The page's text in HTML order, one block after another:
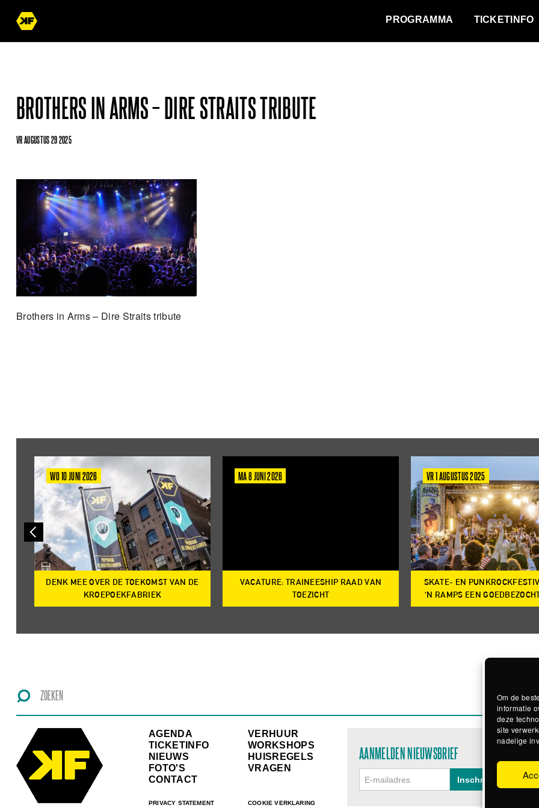
Om de
informatie
deze
site
nadelige
PROGRAMMA TICKETINFO
BROTHERS IN ARMS – DIRE STRAITS TRIBUTE
VR AUGUSTUS 29 2025
Brothers in Arms – Dire Straits tribute
WO 10 JUNI 2026
DENK MEE OVER DE TOEKOMST VAN DE
KROEPOEKFABRIEK
MA 8 JUNI 2026
VACATURE: TRAINEESHIP RAAD VAN
TOEZICHT
VR 1 AUGUSTUS 2025
SKATE- EN
‘N RAMPS EEN
AGENDA
TICKETINFO
NIEUWS
FOTO'S
CONTACT
PRIVACY STATEMENT
VERHUUR
WORKSHOPS
HUISREGELS
VRAGEN
COOKIE VERKLARING
AANMELDEN NIEUWSBRIEF